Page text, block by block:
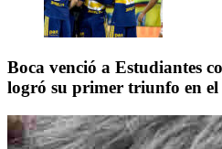
Boca venció a Estudiantes
logró su primer triunfo en